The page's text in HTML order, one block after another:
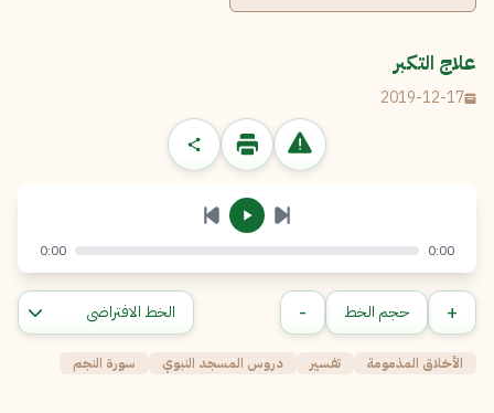
علاج التكبر
2019-12-17
الرسالة
إرسال إلغاء
0:00
0:00
+ حجم الخط -
الأخلاق المذمومة تفسير دروس المسجد النبوي سورة النجم